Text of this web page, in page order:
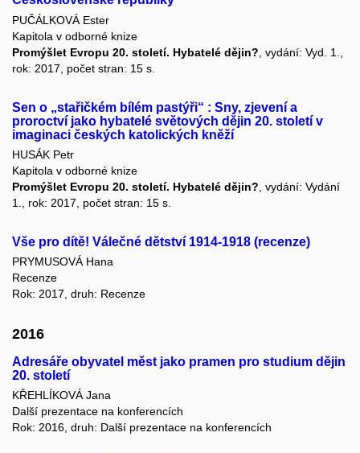
PUČÁLKOVÁ Ester
Kapitola v odborné knize
Promýšlet Evropu 20. století. Hybatelé dějin? , vydání: Vyd. 1.,
rok: 2017, počet stran: 15 s.
Sen o „stařičkém bílém pastýři“ : Sny, zjevení a
proroctví jako hybatelé světových dějin 20. století v
imaginaci českých katolických kněží
HUSÁK Petr
Kapitola v odborné knize
Promýšlet Evropu 20. století. Hybatelé dějin? , vydání: Vydání
1., rok: 2017, počet stran: 15 s.
Vše pro dítě! Válečné dětství 1914-1918 (recenze)
PRYMUSOVÁ Hana
Recenze
Rok: 2017, druh: Recenze
2016
Adresáře obyvatel měst jako pramen pro studium dějin
20. století
KŘEHLÍKOVÁ Jana
Další prezentace na konferencích
Rok: 2016, druh: Další prezentace na konferencích